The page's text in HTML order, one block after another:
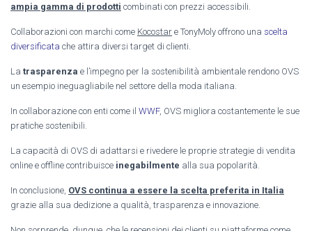
ampia gamma di prodotti combinati con prezzi accessibili.
Collaborazioni con marchi come Kocostar e TonyMoly offrono una scelta
diversificata che attira diversi target di clienti.
La trasparenza e l’impegno per la sostenibilità ambientale rendono OVS
un esempio ineguagliabile nel settore della moda italiana.
In collaborazione con enti come il WWF, OVS migliora costantemente le sue
pratiche sostenibili.
La capacità di OVS di adattarsi e rivedere le proprie strategie di vendita
online e offline contribuisce inegabilmente alla sua popolarità.
In conclusione, OVS continua a essere la scelta preferita in Italia
grazie alla sua dedizione a qualità, trasparenza e innovazione.